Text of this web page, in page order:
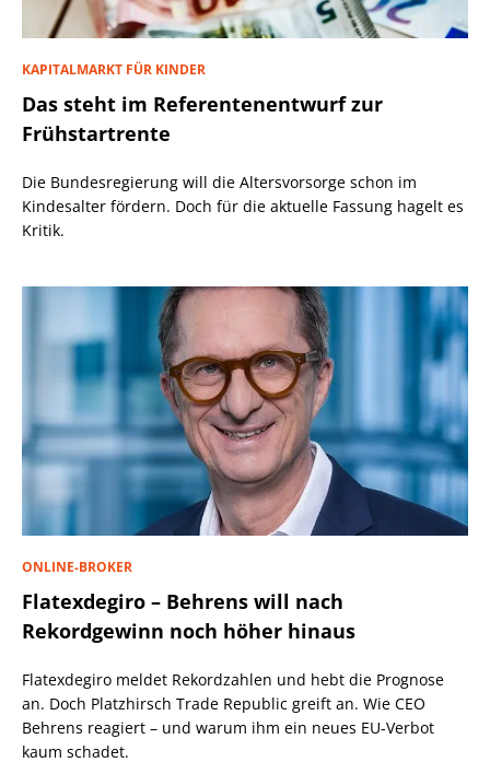
KAPITALMARKT FÜR KINDER
Das steht im Referentenentwurf zur
Frühstartrente
Die Bundesregierung will die Altersvorsorge schon im
Kindesalter fördern. Doch für die aktuelle Fassung hagelt es
Kritik.
ONLINE-BROKER
Flatexdegiro – Behrens will nach
Rekordgewinn noch höher hinaus
Flatexdegiro meldet Rekordzahlen und hebt die Prognose
an. Doch Platzhirsch Trade Republic greift an. Wie CEO
Behrens reagiert – und warum ihm ein neues EU-Verbot
kaum schadet.